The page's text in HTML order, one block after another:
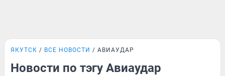
ЯКУТСК ВСЕ НОВОСТИ АВИАУДАР
Новости по тэгу Авиаудар